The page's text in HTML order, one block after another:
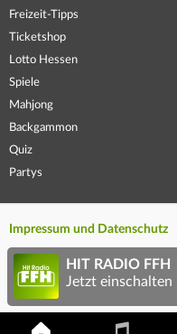
Freizeit-Tipps
Ticketshop
Lotto Hessen
Spiele
Mahjong
Backgammon
Quiz
Partys
Impressum und Datenschutz
HIT RADIO FFH
Jetzt einschalten